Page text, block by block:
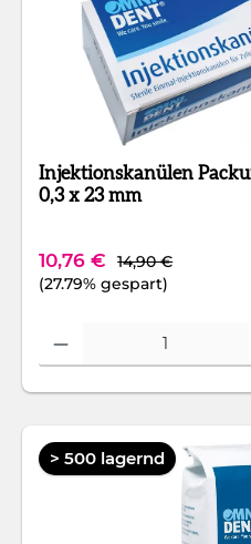
Injektionskanülen Packung 100 Stück grün, Ø
0,3 x 23 mm
Verkaufspreis:
10,76 € Regulärer Preis:
14,90 €
(27.79% gespart)
Produkt Anzahl: Gib den
> 500 lagernd